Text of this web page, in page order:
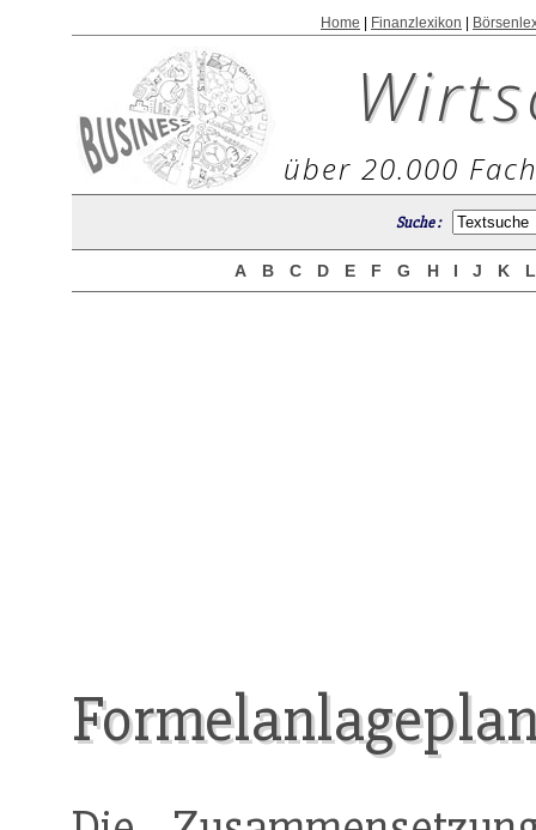
Home Finanzlexikon
über 20.000
Suche :
A B C D E F G H I J K